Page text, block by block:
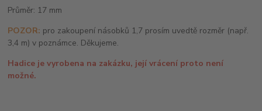
Průměr: 17 mm
POZOR: pro zakoupení násobků 1,7 prosím uvedtě rozměr (např.
3,4 m) v poznámce. Děkujeme.
Hadice je vyrobena na zakázku, její vrácení proto není
možné.